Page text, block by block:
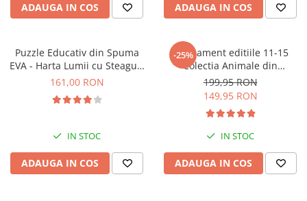
ADAUGA IN COS ADAUGA IN COS
Puzzle Educativ din Spuma
EVA - Harta Lumii cu Steaguri
si Capitale, Imagimake, 5 ani+
161,00 RON
IN STOC
ADAUGA IN COS
-25%
Abonament editiile 11-15
Colectia Animale din
salbaticie
199,95 RON
149,95 RON
IN STOC
ADAUGA IN COS